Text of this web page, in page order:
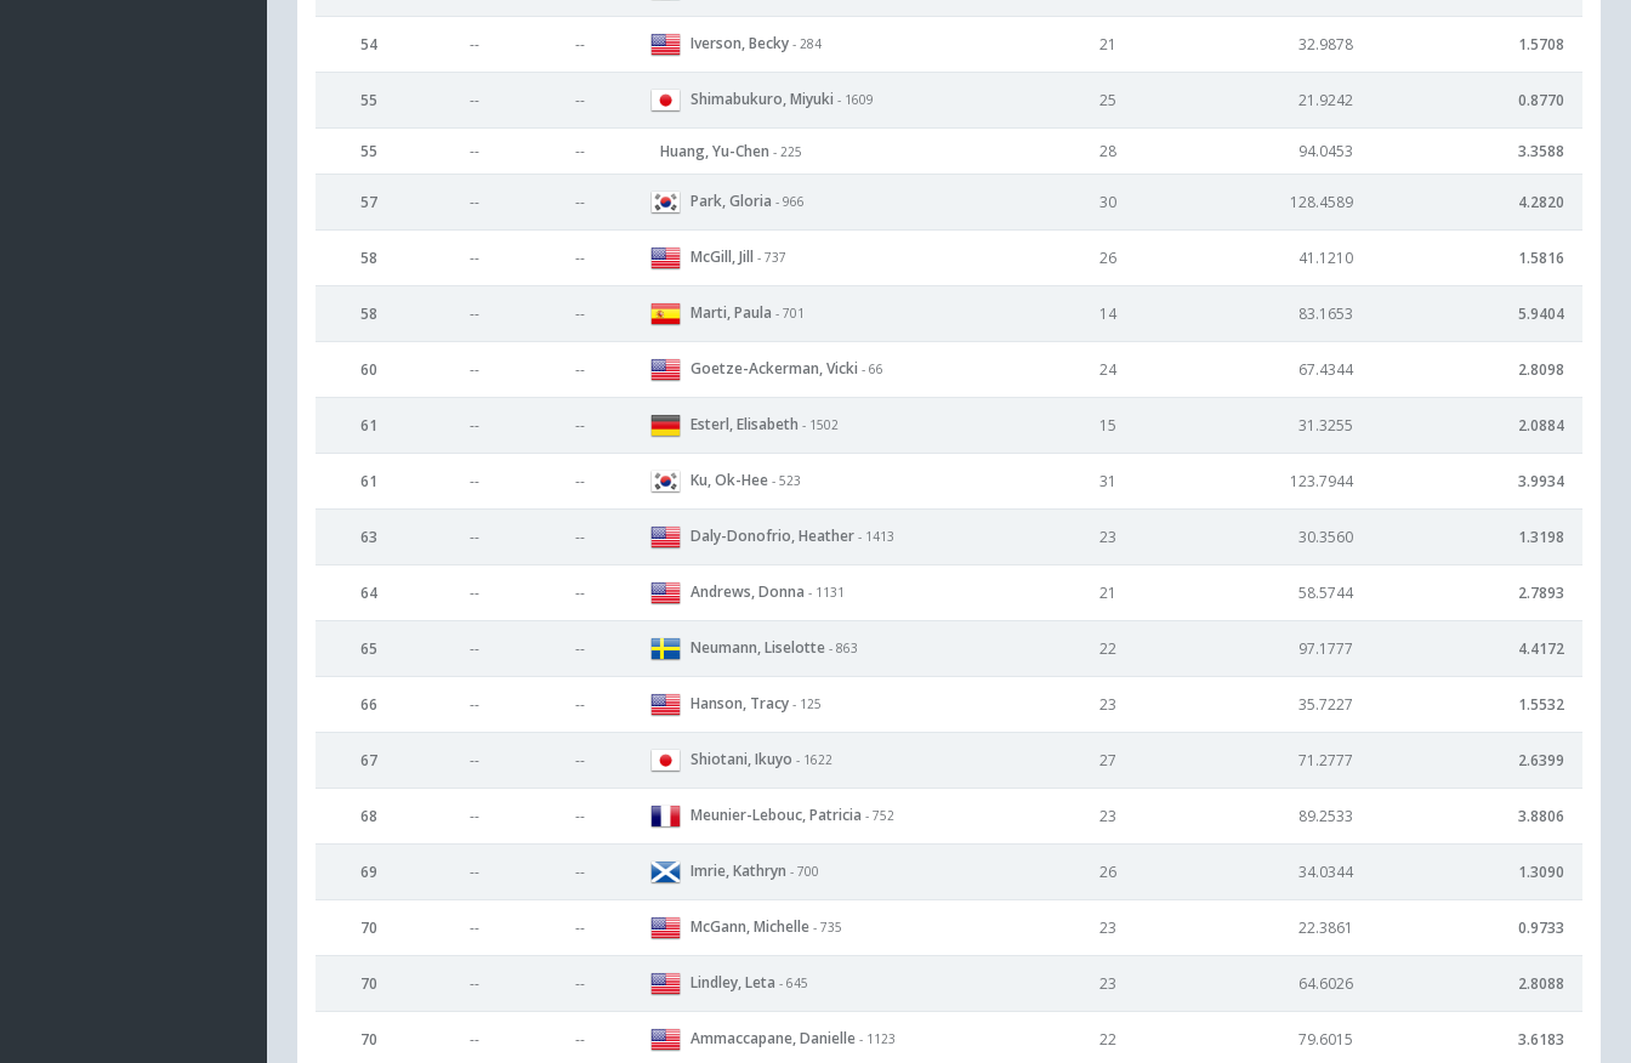
54 -- -- Iverson, Becky - 284 21 32.9878 1.5708
55 -- -- Shimabukuro, Miyuki - 1609 25 21.9242 0.8770
55 -- -- Huang, Yu-Chen - 225 28 94.0453 3.3588
57 -- -- Park, Gloria - 966 30 128.4589 4.2820
58 -- -- McGill, Jill - 737 26 41.1210 1.5816
58 -- -- Marti, Paula - 701 14 83.1653 5.9404
60 -- -- Goetze-Ackerman, Vicki - 66 24 67.4344 2.8098
61 -- -- Esterl, Elisabeth - 1502 15 31.3255 2.0884
61 -- -- Ku, Ok-Hee - 523 31 123.7944 3.9934
63 -- -- Daly-Donofrio, Heather - 1413 23 30.3560 1.3198
64 -- -- Andrews, Donna - 1131 21 58.5744 2.7893
65 -- -- Neumann, Liselotte - 863 22 97.1777 4.4172
66 -- -- Hanson, Tracy - 125 23 35.7227 1.5532
67 -- -- Shiotani, Ikuyo - 1622 27 71.2777 2.6399
68 -- -- Meunier-Lebouc, Patricia - 752 23 89.2533 3.8806
69 -- -- Imrie, Kathryn - 700 26 34.0344 1.3090
70 -- -- McGann, Michelle - 735 23 22.3861 0.9733
70 -- -- Lindley, Leta - 645 23 64.6026 2.8088
70 -- -- Ammaccapane, Danielle - 1123 22 79.6015 3.6183